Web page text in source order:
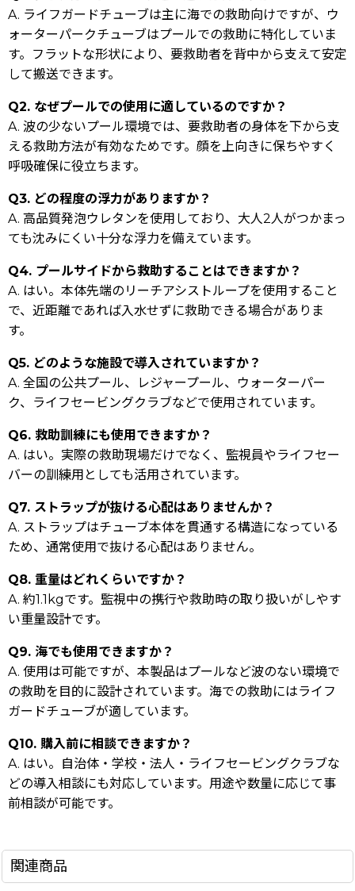
A. ライフガードチューブは主に海での救助向けですが、ウ
ォーターパークチューブはプールでの救助に特化していま
す。フラットな形状により、要救助者を背中から支えて安定
して搬送できます。
Q2. なぜプールでの使用に適しているのですか？
A. 波の少ないプール環境では、要救助者の身体を下から支
える救助方法が有効なためです。顔を上向きに保ちやすく
呼吸確保に役立ちます。
Q3. どの程度の浮力がありますか？
A. 高品質発泡ウレタンを使用しており、大人2人がつかまっ
ても沈みにくい十分な浮力を備えています。
Q4. プールサイドから救助することはできますか？
A. はい。本体先端のリーチアシストループを使用すること
で、近距離であれば入水せずに救助できる場合がありま
す。
Q5. どのような施設で導入されていますか？
A. 全国の公共プール、レジャープール、ウォーターパー
ク、ライフセービングクラブなどで使用されています。
Q6. 救助訓練にも使用できますか？
A. はい。実際の救助現場だけでなく、監視員やライフセー
バーの訓練用としても活用されています。
Q7. ストラップが抜ける心配はありませんか？
A. ストラップはチューブ本体を貫通する構造になっている
ため、通常使用で抜ける心配はありません。
Q8. 重量はどれくらいですか？
A. 約1.1kgです。監視中の携行や救助時の取り扱いがしやす
い重量設計です。
Q9. 海でも使用できますか？
A. 使用は可能ですが、本製品はプールなど波のない環境で
の救助を目的に設計されています。海での救助にはライフ
ガードチューブが適しています。
Q10. 購入前に相談できますか？
A. はい。自治体・学校・法人・ライフセービングクラブな
どの導入相談にも対応しています。用途や数量に応じて事
前相談が可能です。
関連商品